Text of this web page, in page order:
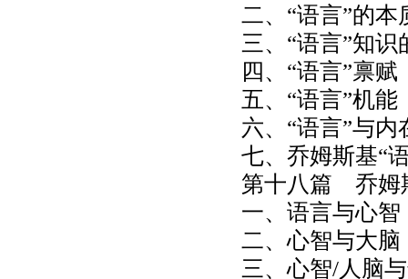
二、“语言”的本
三、“语言”知识
四、“语言”禀赋
五、“语言”机能
六、“语言”与内
七、乔姆斯基“
第十八篇 乔姆
一、语言与心智
二、心智与大脑
三、心智/人脑